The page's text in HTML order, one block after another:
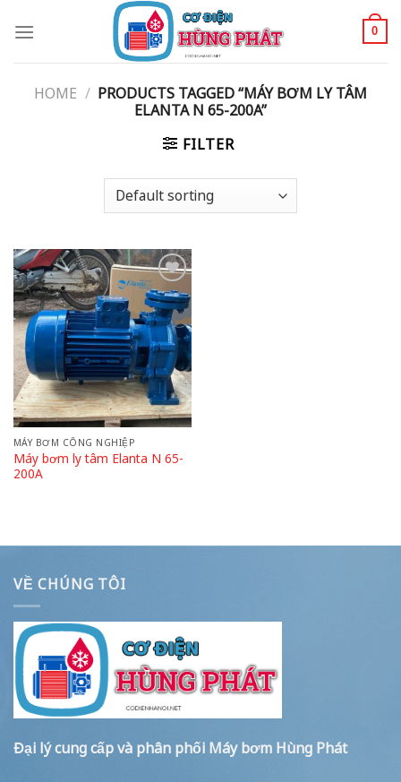
0
HOME / PRODUCTS TAGGED “MÁY BƠM LY TÂM
ELANTA N 65-200A”
FILTER
Add
to
wishlist
MÁY BƠM CÔNG NGHIỆP
Máy bơm ly tâm Elanta N 65-
200A
VỀ CHÚNG TÔI
Đại lý cung cấp và phân phối Máy bơm Hùng Phát